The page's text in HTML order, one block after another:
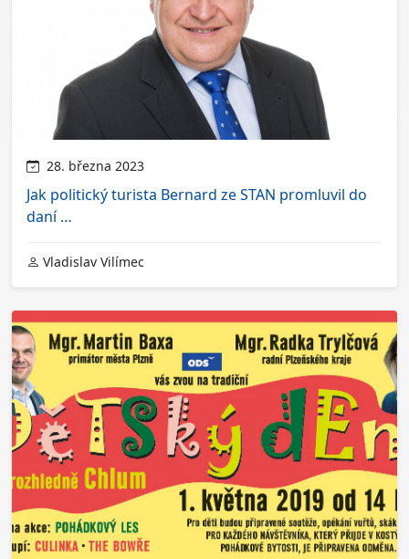
28. března 2023
Jak politický turista Bernard ze STAN promluvil do
daní …
Vladislav Vilímec